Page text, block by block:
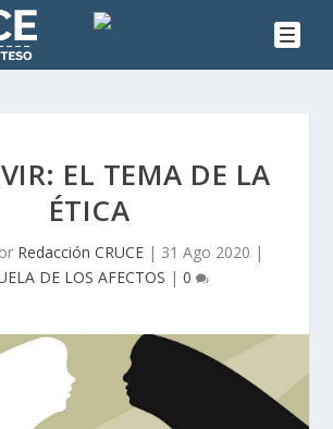
EL TEMA DE LA
ÉTICA
Redacción CRUCE| 31 Ago 2020 |
DE LOS AFECTOS | 0